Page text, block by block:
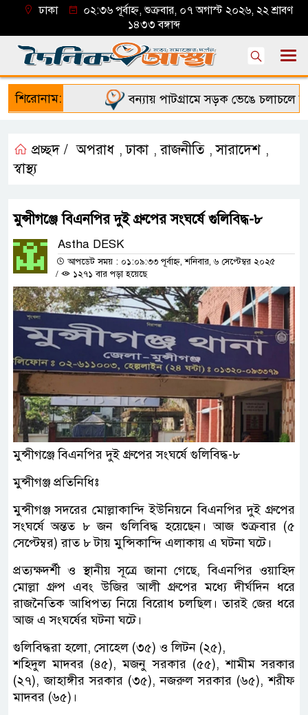
ঢাকা
০২:৩৬ পূর্বাহ্ন, শুক্রবার, ০৭ অগাস্ট ২০২৬, ২২ শ্রাবণ
১৪৩৩ বঙ্গাব্দ
শিরোনাম: বন্যায় পাটগ্রামে সড়ক ভেঙে চলাচলে
প্রচ্ছদ / অপরাধ ,ঢাকা ,রাজনীতি ,সারাদেশ ,
স্বাস্থ্য
মুন্সীগঞ্জে বিএনপির দুই গ্রুপের সংঘর্ষে গুলিবিদ্ধ-৮
Astha DESK
আপডেট সময় : ০১:০৯:৩৩ পূর্বাহ্ন, শনিবার, ৬ সেপ্টেম্বর ২০২৫
/
১২৭১ বার পড়া হয়েছে
মুন্সীগঞ্জে বিএনপির দুই গ্রুপের সংঘর্ষে গুলিবিদ্ধ-৮
মুন্সীগঞ্জ প্রতিনিধিঃ
মুন্সীগঞ্জ সদরের মোল্লাকান্দি ইউনিয়নে বিএনপির দুই গ্রুপের
সংঘর্ষে অন্তত ৮ জন গুলিবিদ্ধ হয়েছেন। আজ শুক্রবার (৫
সেপ্টেম্বর) রাত ৮ টায় মুন্সিকান্দি এলাকায় এ ঘটনা ঘটে।
প্রত্যক্ষদর্শী ও স্থানীয় সূত্রে জানা গেছে, বিএনপির ওয়াহিদ
মোল্লা গ্রুপ এবং উজির আলী গ্রুপের মধ্যে দীর্ঘদিন ধরে
রাজনৈতিক আধিপত্য নিয়ে বিরোধ চলছিল। তারই জের ধরে
আজ এ সংঘর্ষের ঘটনা ঘটে।
গুলিবিদ্ধরা হলো, সোহেল (৩৫) ও লিটন (২৫),
শহিদুল মাদবর (৪৫), মজনু সরকার (৫৫), শামীম সরকার
(২৭), জাহাঙ্গীর সরকার (৩৫), নজরুল সরকার (৬৫), শরীফ
মাদবর (৬৫)।